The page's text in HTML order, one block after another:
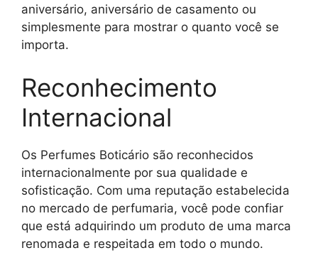
aniversário, aniversário de casamento ou
simplesmente para mostrar o quanto você se
importa.
Reconhecimento
Internacional
Os Perfumes Boticário são reconhecidos
internacionalmente por sua qualidade e
sofisticação. Com uma reputação estabelecida
no mercado de perfumaria, você pode confiar
que está adquirindo um produto de uma marca
renomada e respeitada em todo o mundo.